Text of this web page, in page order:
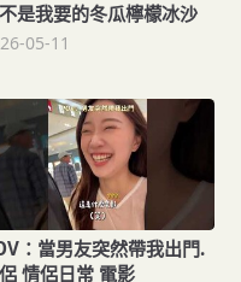
是我要的冬瓜檸檬冰沙
05-11
：當男友突然帶我出門.
情侶日常 電影